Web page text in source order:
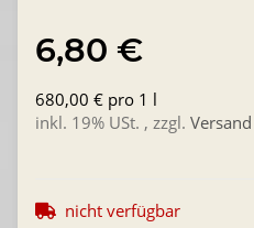
6,80 €
680,00 € pro 1 l
inkl. 19% USt. , zzgl. Versand
nicht verfügbar